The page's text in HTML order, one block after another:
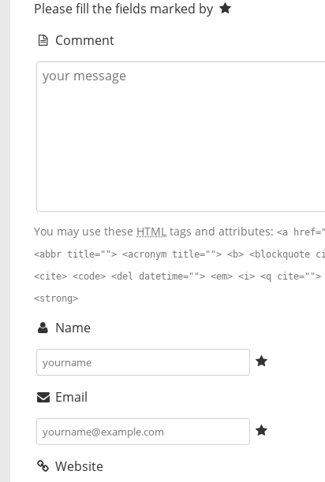
Please fill the fields marked by
Comment
You may use these HTML tags and attributes:<a
<abbr title=""> <acronym title=""> <b> <blockquote
<cite> <code> <del datetime=""> <em> <i> <q
<strong>
Name
Email
Website